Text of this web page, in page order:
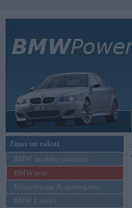
Ziņas un raksti
BMW modeļu jaunumi
BMW testi
Tehnoloģijas & sasniegumi
BMW Latvijā